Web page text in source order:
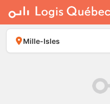
À LOUER
À VENDRE
PLACER UNE ANNONCE
Mille-Isles